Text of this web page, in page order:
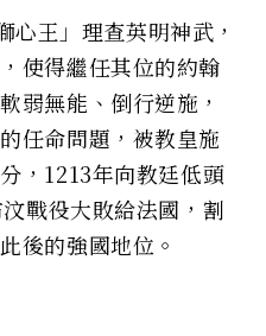
心王」理查英明神武，
使得繼任其位的約翰
弱無能、倒行逆施，
任命問題，被教皇施
，1213年向教廷低頭
戰役大敗給法國，割
後的強國地位。